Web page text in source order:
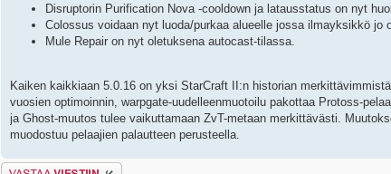
Disruptorin Purification Nova -cooldown ja latausstatus on nyt
Colossus voidaan nyt luoda/purkaa alueelle jossa ilmayksikkö jo
Mule Repair on nyt oletuksena autocast-tilassa.
Kaiken kaikkiaan 5.0.16 on yksi StarCraft II:n historian
vuosien optimoinnin, warpgate-uudelleenmuotoilu pakottaa Protoss-
ja Ghost-muutos tulee vaikuttamaan ZvT-metaan merkittävästi.
muodostuu pelaajien palautteen perusteella.
Lähetä vastaus